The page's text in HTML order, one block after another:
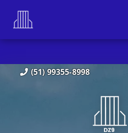
(51) 99355-8998